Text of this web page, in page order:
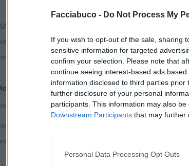
Facciabuco - Do Not Process My
If you wish to opt-out of the sale, sharing
sensitive information for targeted
confirm your selection. Please note that
continue seeing interest-based ads
information disclosed to third parties
further disclosure of your personal
participants. This information may also
Downstream Participants that may further
Personal Data Processing Opt Outs
a sfondo
youtube